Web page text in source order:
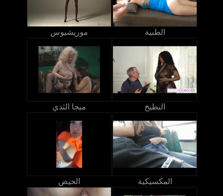
موريشيوس الطبية
ميجا الثدي البطيخ
الحيض المكسيكية